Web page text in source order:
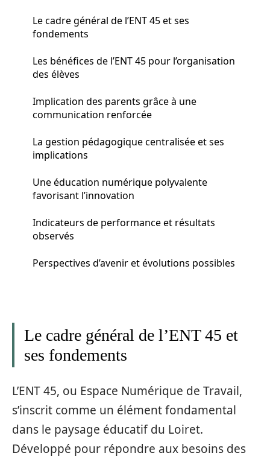
Le cadre général de l’ENT 45 et ses
fondements
Les bénéfices de l’ENT 45 pour l’organisation
des élèves
Implication des parents grâce à une
communication renforcée
La gestion pédagogique centralisée et ses
implications
Une éducation numérique polyvalente
favorisant l’innovation
Indicateurs de performance et résultats
observés
Perspectives d’avenir et évolutions possibles
Le cadre général de l’ENT 45 et
ses fondements
L’ENT 45, ou Espace Numérique de Travail,
s’inscrit comme un élément fondamental
dans le paysage éducatif du Loiret.
Développé pour répondre aux besoins des